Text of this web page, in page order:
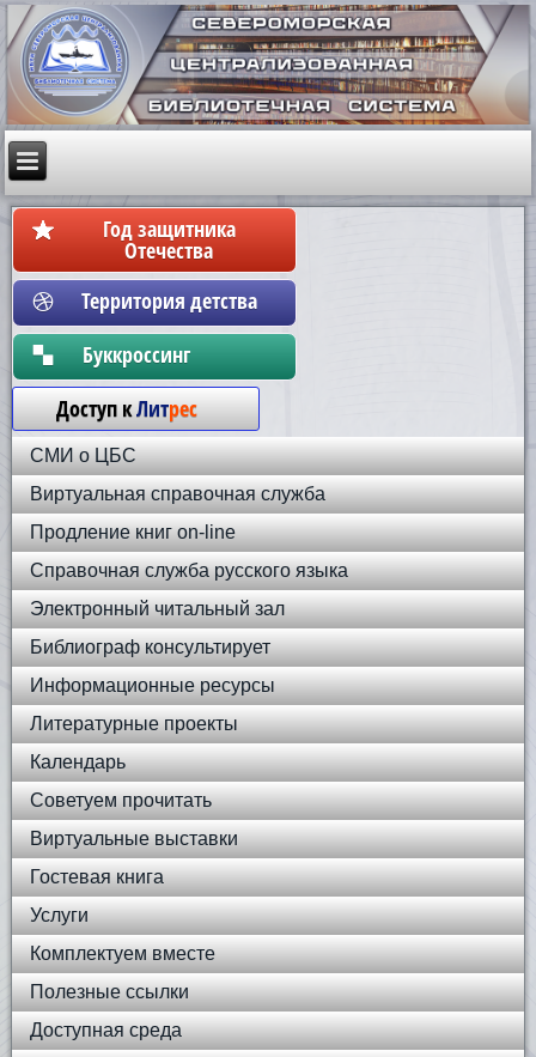
Год защитника
Отечества
Территория детства
Бyккpoccинг
Доступ кЛитрес
СМИ о ЦБС
Виртуальная справочная служба
Продление книг on-line
Справочная служба русского языка
Электронный читальный зал
Библиограф консультирует
Информационные ресурсы
Литературные проекты
Календарь
Советуем прочитать
Виртуальные выставки
Гостевая книга
Услуги
Комплектуем вместе
Полезные ссылки
Доступная среда